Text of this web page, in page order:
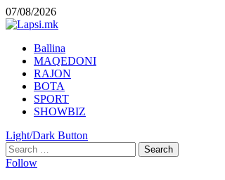
Skip
to
07/08/2026
Primary
Menu
Ballina
MAQEDONI
RAJON
BOTA
SPORT
SHOWBIZ
Light/Dark Button
Search
for:
Follow